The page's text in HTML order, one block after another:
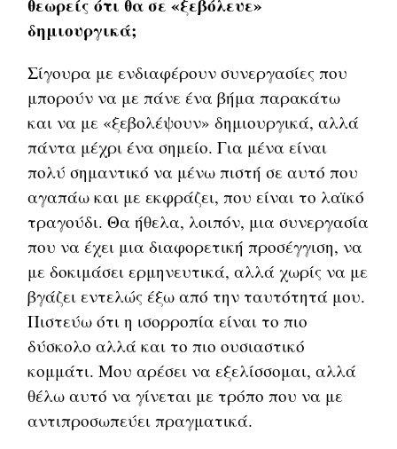
δημιουργικά;
Σίγουρα με ενδιαφέρουν συνεργασίες που
μπορούν να με πάνε ένα βήμα παρακάτω
και να με «ξεβολέψουν» δημιουργικά, αλλά
πάντα μέχρι ένα σημείο. Για μένα είναι
πολύ σημαντικό να μένω πιστή σε αυτό που
αγαπάω και με εκφράζει, που είναι το λαϊκό
τραγούδι. Θα ήθελα, λοιπόν, μια συνεργασία
που να έχει μια διαφορετική προσέγγιση, να
με δοκιμάσει ερμηνευτικά, αλλά χωρίς να με
βγάζει εντελώς έξω από την ταυτότητά μου.
Πιστεύω ότι η ισορροπία είναι το πιο
δύσκολο αλλά και το πιο ουσιαστικό
κομμάτι. Μου αρέσει να εξελίσσομαι, αλλά
θέλω αυτό να γίνεται με τρόπο που να με
αντιπροσωπεύει πραγματικά.